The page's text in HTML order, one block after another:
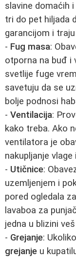
slavine domaćih
tri do pet hiljada
garancijom i
- Fug masa:
otporna na buđ i
svetlije fuge
savetuju da se
bolje podnosi
- Ventilacija:
kako treba. Ako
ventilatora je
nakupljanje
- Utičnice:
uzemljenjem i
pored ogledala
lavaboa za
jedna u blizini
- Grejanje:
grejanje u